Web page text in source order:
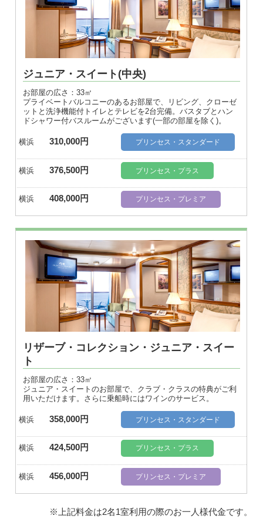
ジュニア・スイート(中央)
お部屋の広さ：33㎡
プライベートバルコニーのあるお部屋で、リビング、クローゼ
ットと洗浄機能付トイレとテレビを2台完備。バスタブとハン
ドシャワー付バスルームがございます(一部の部屋を除く)。
横浜 310,000円 プリンセス・スタンダード
横浜 376,500円 プリンセス・プラス
横浜 408,000円 プリンセス・プレミア
リザーブ・コレクション・ジュニア・スイー
ト
お部屋の広さ：33㎡
ジュニア・スイートのお部屋で、クラブ・クラスの特典がご利
用いただけます。さらに乗船時にはワインのサービス。
横浜 358,000円 プリンセス・スタンダード
横浜 424,500円 プリンセス・プラス
横浜 456,000円 プリンセス・プレミア